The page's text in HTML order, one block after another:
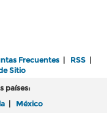
Frecuentes | RSS |
Sitio
países:
| México